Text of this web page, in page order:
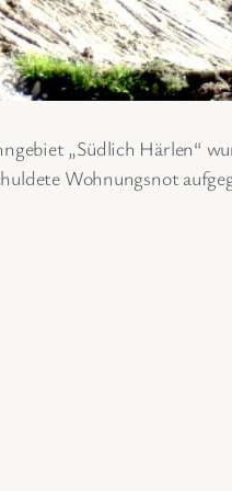
„Südlich Härlen“
Wohnungsnot